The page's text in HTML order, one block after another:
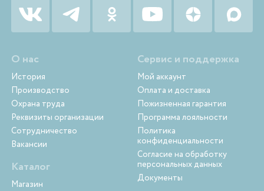
О нас
История
Производство
Охрана труда
Реквизиты организации
Сотрудничество
Вакансии
Каталог
Магазин
Сервис и поддержка
Мой аккаунт
Оплата и доставка
Пожизненная гарантия
Программа лояльности
Политика
конфиденциальности
Согласие на обработку
персональных данных
Документы